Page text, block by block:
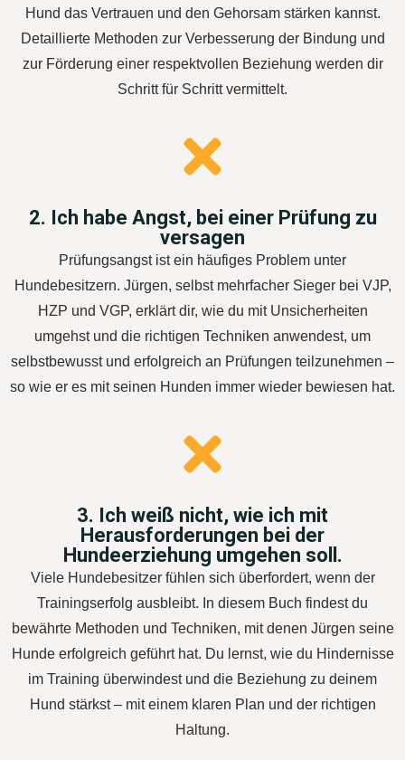
Hund das Vertrauen und den Gehorsam stärken kannst.
Detaillierte Methoden zur Verbesserung der Bindung und
zur Förderung einer respektvollen Beziehung werden dir
Schritt für Schritt vermittelt.
2. Ich habe Angst, bei einer Prüfung zu
versagen
Prüfungsangst ist ein häufiges Problem unter
Hundebesitzern. Jürgen, selbst mehrfacher Sieger bei VJP,
HZP und VGP, erklärt dir, wie du mit Unsicherheiten
umgehst und die richtigen Techniken anwendest, um
selbstbewusst und erfolgreich an Prüfungen teilzunehmen –
so wie er es mit seinen Hunden immer wieder bewiesen hat.
3. Ich weiß nicht, wie ich mit
Herausforderungen bei der
Hundeerziehung umgehen soll.
Viele Hundebesitzer fühlen sich überfordert, wenn der
Trainingserfolg ausbleibt. In diesem Buch findest du
bewährte Methoden und Techniken, mit denen Jürgen seine
Hunde erfolgreich geführt hat. Du lernst, wie du Hindernisse
im Training überwindest und die Beziehung zu deinem
Hund stärkst – mit einem klaren Plan und der richtigen
Haltung.